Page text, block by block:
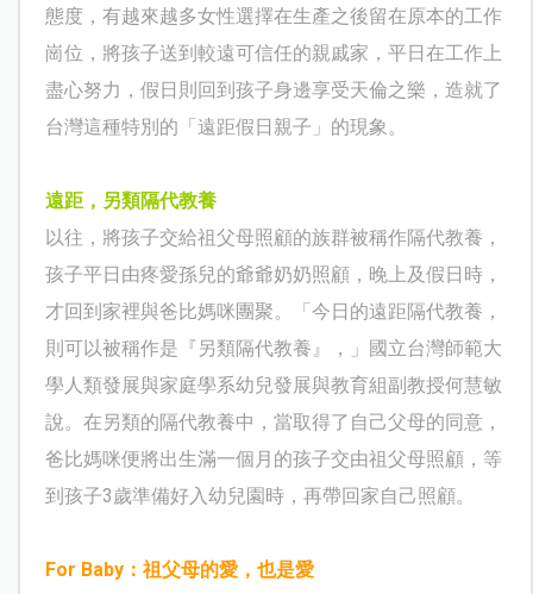
態度，有越來越多女性選擇在生產之後留在原本的工作
崗位，將孩子送到較遠可信任的親戚家，平日在工作上
盡心努力，假日則回到孩子身邊享受天倫之樂，造就了
台灣這種特別的「遠距假日親子」的現象。
遠距，另類隔代教養
以往，將孩子交給祖父母照顧的族群被稱作隔代教養，
孩子平日由疼愛孫兒的爺爺奶奶照顧，晚上及假日時，
才回到家裡與爸比媽咪團聚。「今日的遠距隔代教養，
則可以被稱作是『另類隔代教養』，」國立台灣師範大
學人類發展與家庭學系幼兒發展與教育組副教授何慧敏
說。在另類的隔代教養中，當取得了自己父母的同意，
爸比媽咪便將出生滿一個月的孩子交由祖父母照顧，等
到孩子3歲準備好入幼兒園時，再帶回家自己照顧。
For Baby：祖父母的愛，也是愛